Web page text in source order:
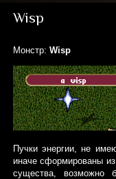
Wisp
Монстр: Wisp
Пучки энергии, не
иначе сформированы
существа, возможно